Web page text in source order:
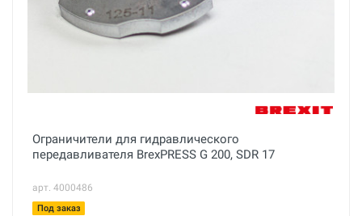
Ограничители для гидравлического
передавливателя BrexPRESS G 200, SDR 17
арт. 4000486
Под заказ